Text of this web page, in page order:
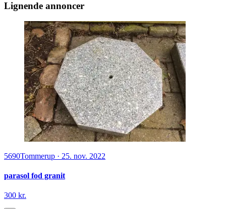
Lignende annoncer
5690Tommerup · 25. nov. 2022
parasol fod granit
300 kr.